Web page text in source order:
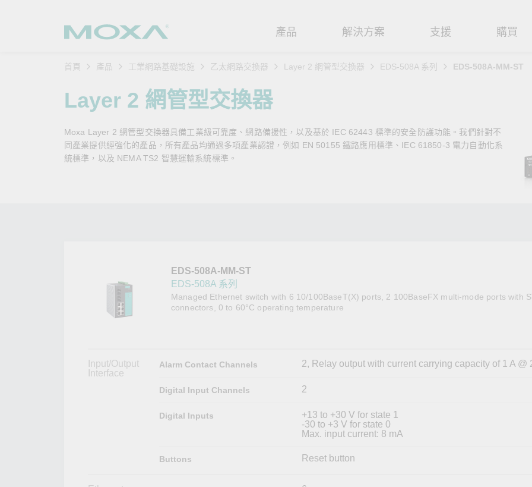
產品
工業網路基礎設施
安全路由器
無線 AP/橋接器/用戶端
網路安全設備
串列轉接器
解決方案
產業聚焦
軌道運輸
電力能源
時效性網路 (TSN)
強化 OT 網路安全
閱讀更多網路安全專文以
專家對工業網路安全的見
支援
產品支援
產品 FAQs
安全公告
保固政策
購買
購買方式
關於我們
緣起與創新
客戶經驗與成功
新聞與活動
創造永續價值
首頁 產品 工業網路基礎設施 乙太網路交換器 Layer 2 網管型交換器 EDS-508A 系列 EDS-508A-MM-ST
Layer 2 網管型交換器
Moxa Layer 2 網管型交換器具備工業級可靠度、網路備援性，以及基於 IEC 62443 標準的安全防護功能。我們針對不
同產業提供經強化的產品，所有產品均通過多項產業認證，例如 EN 50155 鐵路應用標準、IEC 61850-3 電力自動化系
統標準，以及 NEMA TS2 智慧運輸系統標準。
EDS-508A-MM-ST
EDS-508A 系列
Managed Ethernet switch with 6 10/100BaseT(X) ports, 2 100BaseFX multi-mode ports with
connectors, 0 to 60°C operating temperature
Input/Output
Interface
Alarm Contact Channels 2, Relay output with current carrying capacity of 1 A @
Digital Input Channels 2
Digital Inputs
+13 to +30 V for state 1
-30 to +3 V for state 0
Max. input current: 8 mA
Buttons Reset button